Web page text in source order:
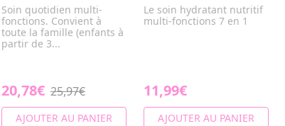
Soin quotidien multi-
fonctions. Convient à
toute la famille (enfants à
partir de 3...
20,78€ 25,97€
AJOUTER AU PANIER
Le soin hydratant nutritif
multi-fonctions 7 en 1
11,99€
AJOUTER AU PANIER